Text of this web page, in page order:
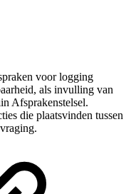
voor logging
als invulling van
Afsprakenstelsel.
die plaatsvinden tussen